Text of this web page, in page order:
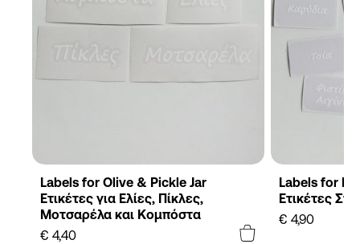
Labels for Olive & Pickle Jar
Ετικέτες για Ελίες, Πίκλες,
Μοτσαρέλα και Κομπόστα
€ 4,40
Labels for
Ετικέτες
€ 4,90